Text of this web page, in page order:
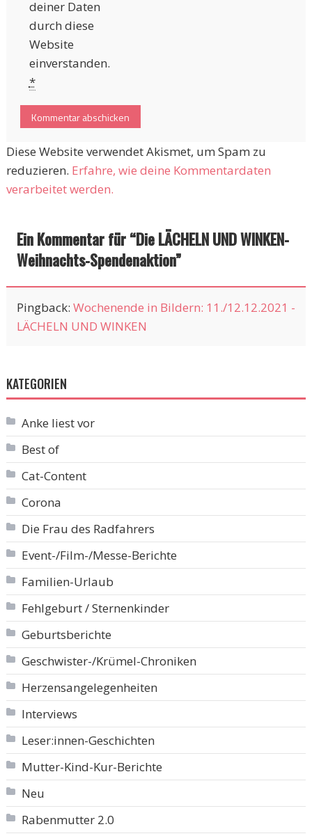
deiner Daten
durch diese
Website
einverstanden.
*
Diese Website verwendet Akismet, um Spam zu
reduzieren. Erfahre, wie deine Kommentardaten
verarbeitet werden.
Ein Kommentar für “Die LÄCHELN UND WINKEN-
Weihnachts-Spendenaktion”
Pingback: Wochenende in Bildern: 11./12.12.2021 -
LÄCHELN UND WINKEN
KATEGORIEN
Anke liest vor
Best of
Cat-Content
Corona
Die Frau des Radfahrers
Event-/Film-/Messe-Berichte
Familien-Urlaub
Fehlgeburt / Sternenkinder
Geburtsberichte
Geschwister-/Krümel-Chroniken
Herzensangelegenheiten
Interviews
Leser:innen-Geschichten
Mutter-Kind-Kur-Berichte
Neu
Rabenmutter 2.0